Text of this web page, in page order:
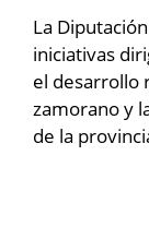
La
iniciativas
el desarrollo
zamorano y
de la